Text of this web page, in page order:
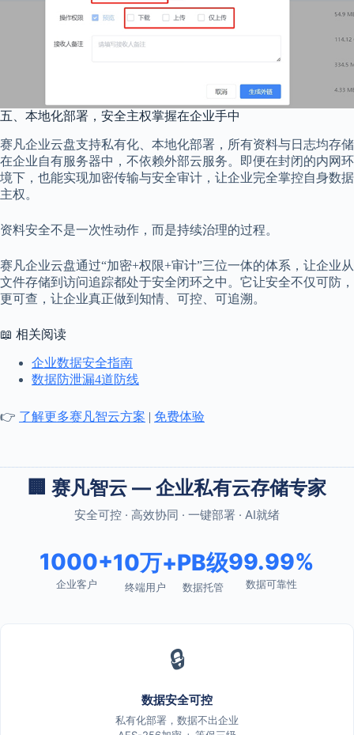
五、本地化部署，安全主权掌握在企业手中
赛凡企业云盘支持私有化、本地化部署，所有资料与日志均存储
在企业自有服务器中，不依赖外部云服务。即便在封闭的内网环
境下，也能实现加密传输与安全审计，让企业完全掌控自身数据
主权。
资料安全不是一次性动作，而是持续治理的过程。
赛凡企业云盘通过“加密+权限+审计”三位一体的体系，让企业从
文件存储到访问追踪都处于安全闭环之中。它让安全不仅可防，
更可查，让企业真正做到知情、可控、可追溯。
📖 相关阅读
企业数据安全指南
数据防泄漏4道防线
👉 了解更多赛凡智云方案 | 免费体验
🏢 赛凡智云 — 企业私有云存储专家
安全可控 · 高效协同 · 一键部署 · AI就绪
1000+
企业客户
10万+
终端用户
PB级
数据托管
99.99%
数据可靠性
🔒
数据安全可控
私有化部署，数据不出企业